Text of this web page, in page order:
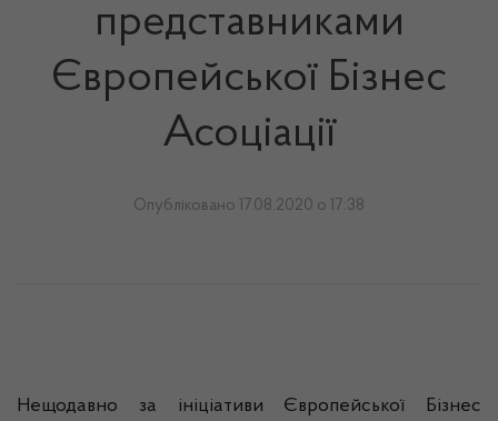
представниками
Європейської Бізнес
Асоціації
Опубліковано 17.08.2020 о 17:38
Нещодавно за ініціативи Європейської Бізнес